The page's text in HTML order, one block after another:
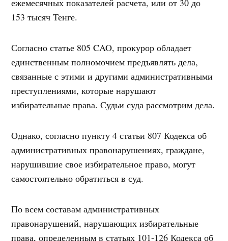
153 тысяч Тенге.
Согласно статье 805 CAO, прокурор обладает
единственным полномочием предъявлять дела,
связанные с этими и другими административными
преступлениями, которые нарушают
избирательные права. Судьи суда рассмотрим дела.
Однако, согласно пункту 4 статьи 807 Кодекса об
административных правонарушениях, граждане,
нарушившие свое избирательное право, могут
самостоятельно обратиться в суд.
По всем составам административных
правонарушений, нарушающих избирательные
права, определенным в статьях 101-126 Кодекса об